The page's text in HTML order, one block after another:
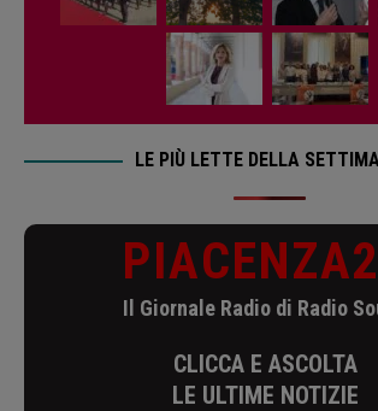
LE PIÙ LETTE DELLA
PIACENZA2
Il Giornale Radio di Radio
CLICCA E ASCOLTA
LE ULTIME NOTIZIE